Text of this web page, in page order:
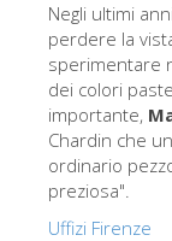
Negli ultimi
perdere la
sperimentare
dei colori
importante,
Chardin che
ordinario
preziosa".
Uffizi Firenze